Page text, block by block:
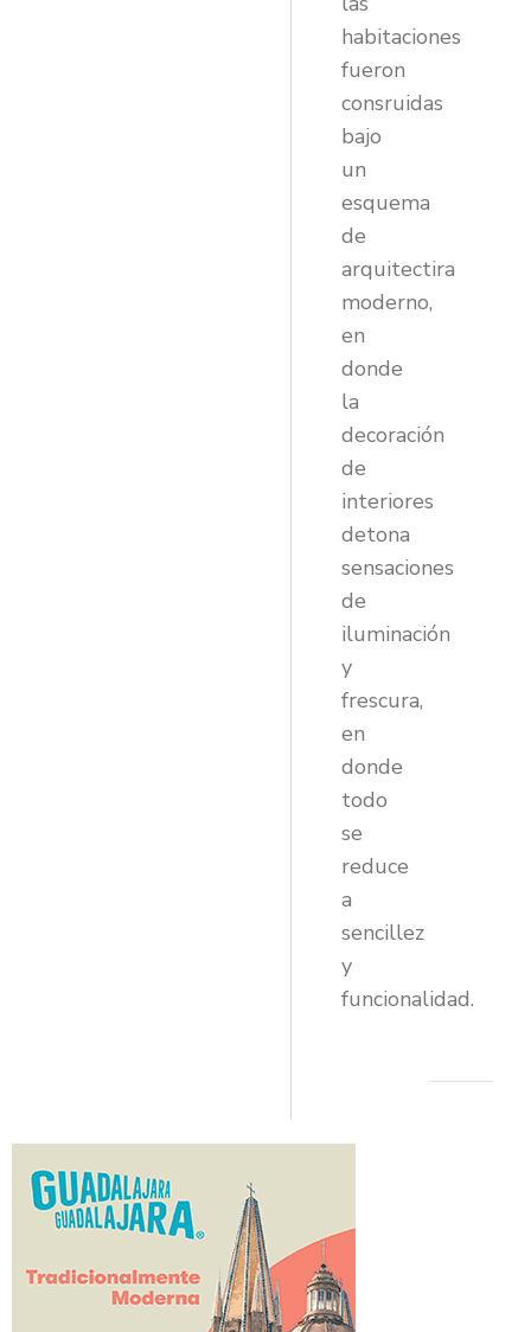
habitaciones
fueron
consruidas
bajo
un
esquema
de
arquitectira
moderno,
en
donde
la
decoración
de
interiores
detona
sensaciones
de
iluminación
y
frescura,
en
donde
todo
se
reduce
a
sencillez
y
funcionalidad.